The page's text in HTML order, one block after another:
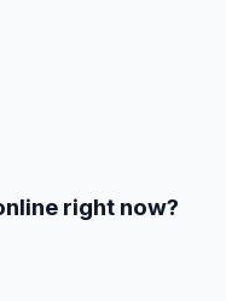
right now?